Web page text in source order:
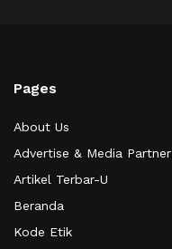
Pages
About Us
Advertise & Media Partner
Artikel Terbar-U
Beranda
Kode Etik